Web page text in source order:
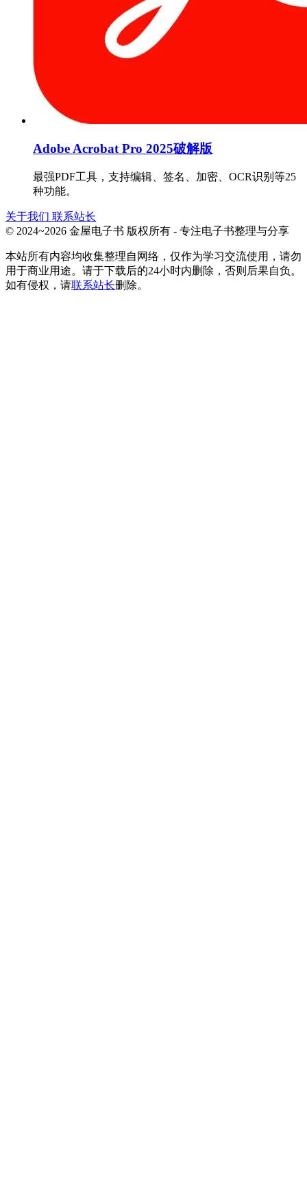
Adobe Acrobat Pro 2025破解版
最强PDF工具，支持编辑、签名、加密、OCR识别等25
种功能。
关于我们 联系站长
© 2024~2026 金屋电子书 版权所有 - 专注电子书整理与分享
本站所有内容均收集整理自网络，仅作为学习交流使用，请勿
用于商业用途。请于下载后的24小时内删除，否则后果自负。
如有侵权，请联系站长删除。